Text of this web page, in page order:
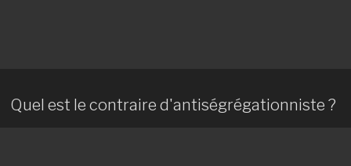
Quel est le contraire d'antiségrégationniste ?